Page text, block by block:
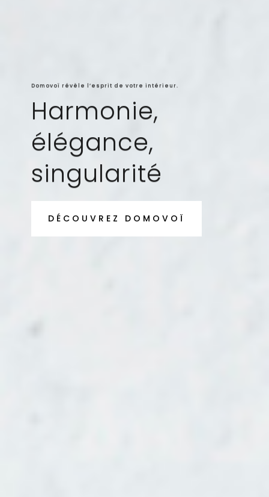
Domovoï révèle l’esprit de votre intérieur.
Harmonie,
élégance,
singularité
DÉCOUVREZ DOMOVOÏ